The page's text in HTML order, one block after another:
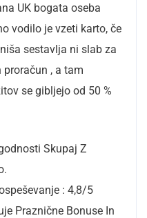
UK bogata oseba
vodilo je vzeti karto, če
sestavlja ni slab za
, a tam
se gibljejo od 50 %
Skupaj Z
: 4,8/5
Praznične Bonuse In